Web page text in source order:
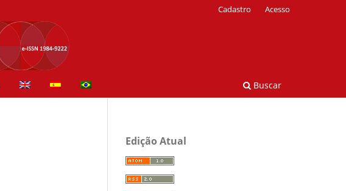
Buscar
Cadastro Acesso
Edição Atual